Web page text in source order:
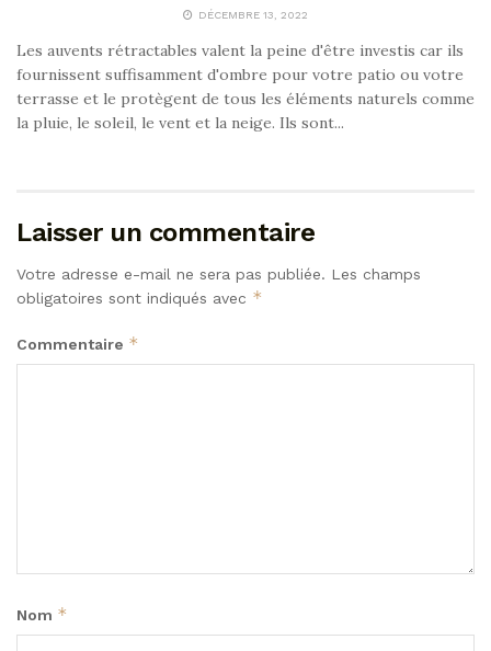
DÉCEMBRE 13, 2022
Les auvents rétractables valent la peine d'être investis car ils
fournissent suffisamment d'ombre pour votre patio ou votre
terrasse et le protègent de tous les éléments naturels comme
la pluie, le soleil, le vent et la neige. Ils sont...
Laisser un commentaire
Votre adresse e-mail ne sera pas publiée. Les champs
obligatoires sont indiqués avec *
Commentaire *
Nom *